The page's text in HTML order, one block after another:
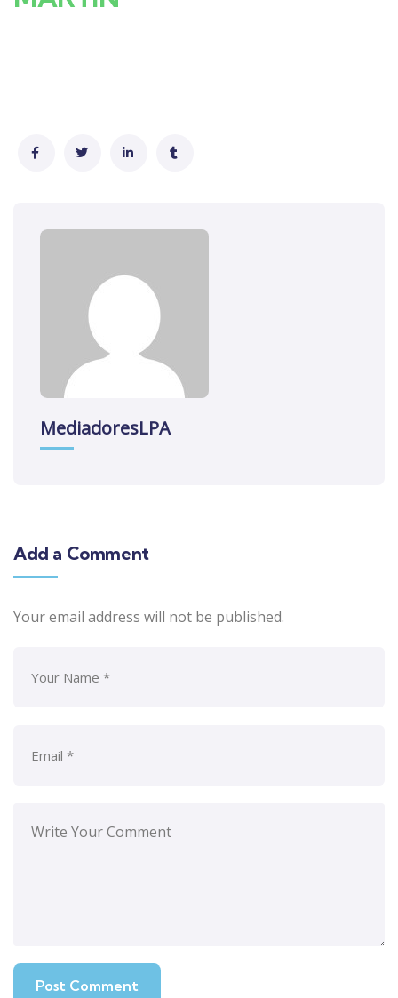
MediadoresLPA
Add a Comment
Your email address will not be published.